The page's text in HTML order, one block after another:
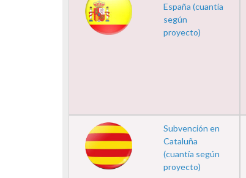
España (cuantía
según
proyecto)
Subvención en
Cataluña
(cuantía según
proyecto)